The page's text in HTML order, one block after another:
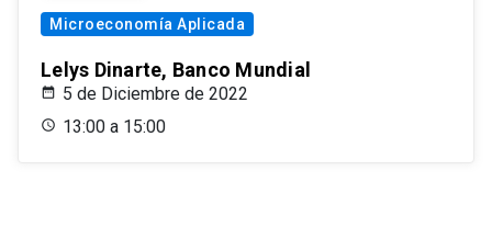
Microeconomía Aplicada
Lelys Dinarte, Banco Mundial
5 de Diciembre de 2022
13:00 a 15:00